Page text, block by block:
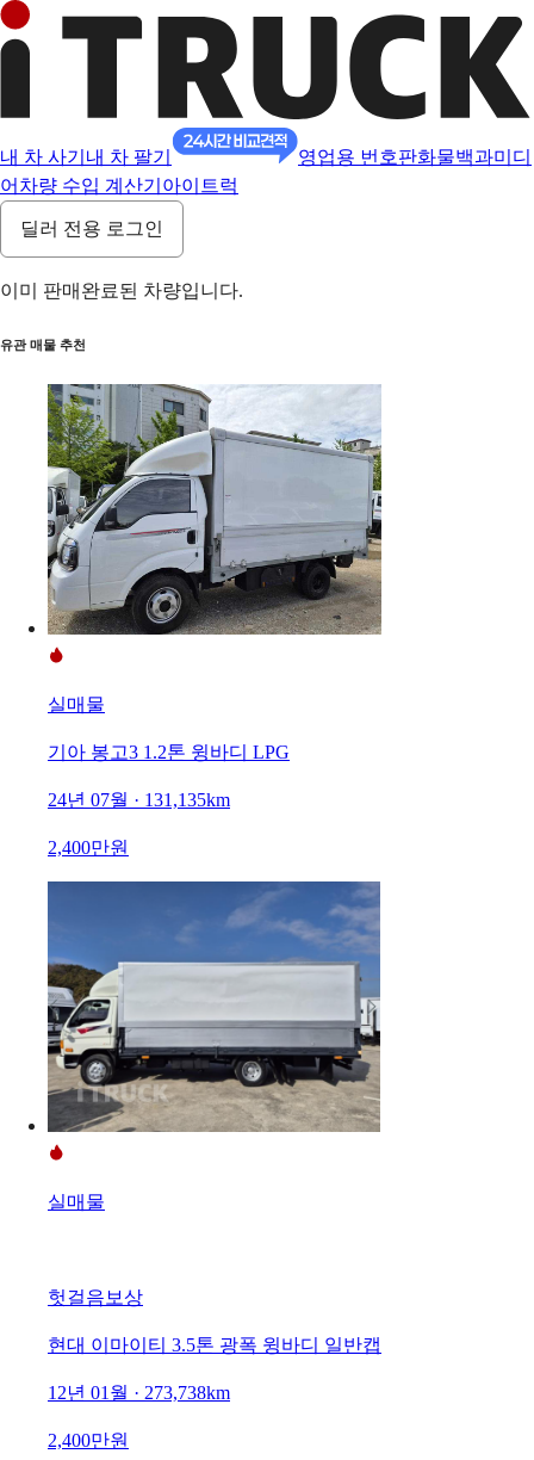
내 차 사기 내 차 팔기 영업용 번호판화물백과미디
어 차량 수입 계산기 아이트럭
딜러 전용 로그인
이미 판매완료된 차량입니다.
유관 매물 추천
실매물
기아 봉고3 1.2톤 윙바디 LPG
24년 07월 · 131,135km
2,400만원
실매물
헛걸음보상
현대 이마이티 3.5톤 광폭 윙바디 일반캡
12년 01월 · 273,738km
2,400만원